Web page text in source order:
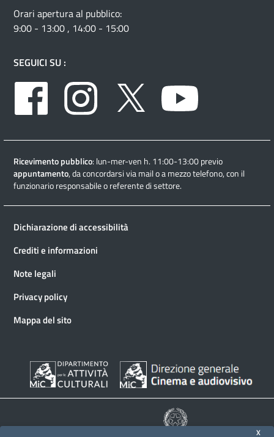
Orari apertura al pubblico:
9:00 - 13:00 , 14:00 - 15:00
SEGUICI SU :
Facebook
Instagram Twitter
Ricevimento pubblico: lun-mer-ven h. 11:00-13:00 previo
appuntamento, da concordarsi via mail o a mezzo telefono, con il
funzionario responsabile o referente di settore.
Dichiarazione di accessibilità
Crediti e informazioni
Note legali
Privacy policy
Mappa del sito
X